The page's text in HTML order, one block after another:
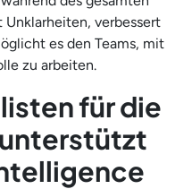
verbessert
es den Teams, mit
zu arbeiten.
für die